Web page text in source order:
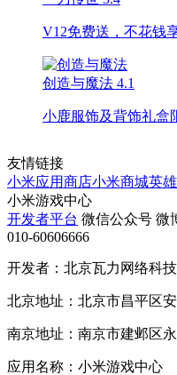
V12免费送，不花钱
创造与魔法 4.1
小鹿服饰及背饰礼盒
友情链接
小米应用商店小米商城英
小米游戏中心
开发者平台 微信公众号 微
010-60606666
开发者：北京瓦力网络科
北京地址：北京市昌平区
南京地址：南京市建邺区
应用名称：小米游戏中心